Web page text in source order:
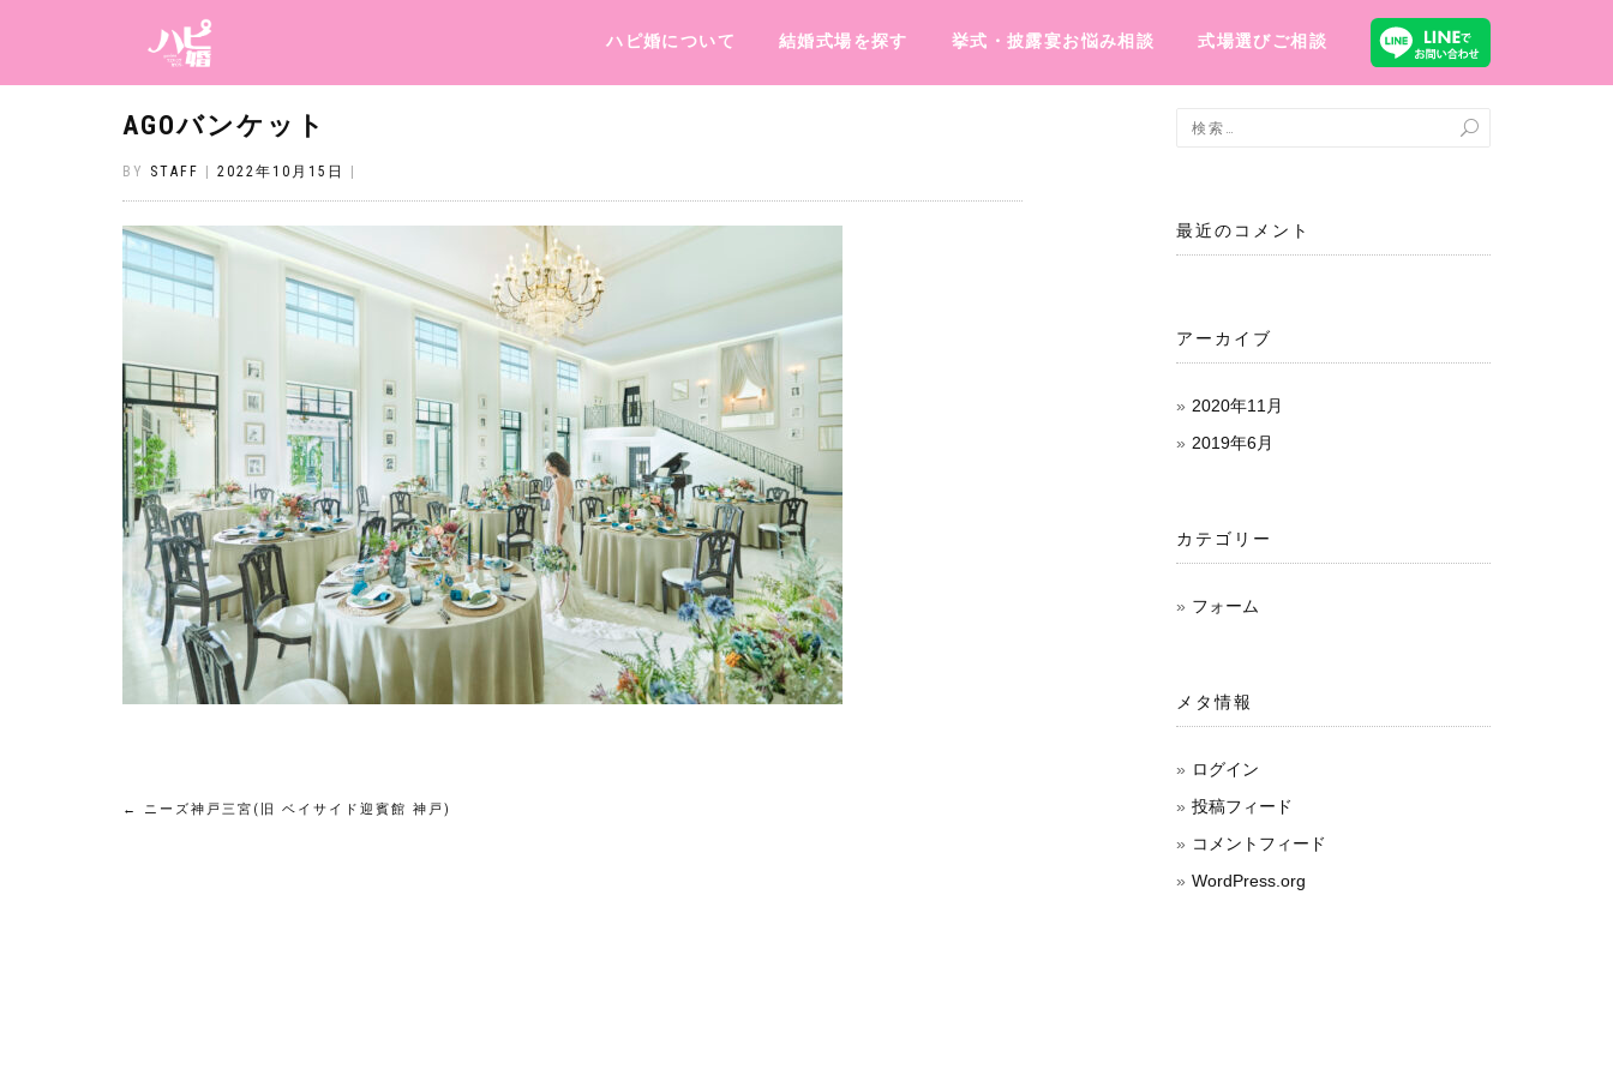
ハピ婚について 結婚式場を探す 挙式・披露宴お悩み相談 式場選びご相談
AGOバンケット
BY STAFF 2022年10月15日
投
← ニーズ神戸三宮(旧 ベイサイド迎賓館 神戸)
最近のコメント
アーカイブ
2020年11月
2019年6月
カテゴリー
フォーム
メタ情報
ログイン
投稿フィード
コメントフィード
WordPress.org